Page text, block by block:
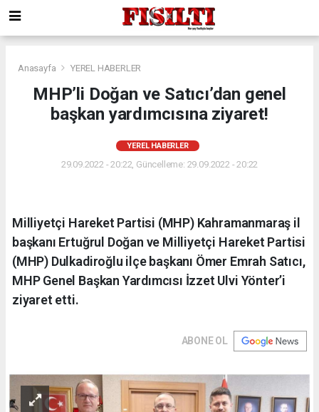
Anasayfa YEREL HABERLER
MHP’li Doğan ve Satıcı’dan genel
başkan yardımcısına ziyaret!
YEREL HABERLER
29.09.2022 - 20:22, Güncelleme: 29.09.2022 - 20:22
Milliyetçi Hareket Partisi (MHP) Kahramanmaraş il
başkanı Ertuğrul Doğan ve Milliyetçi Hareket Partisi
(MHP) Dulkadiroğlu ilçe başkanı Ömer Emrah Satıcı,
MHP Genel Başkan Yardımcısı İzzet Ulvi Yönter’i
ziyaret etti.
ABONE OL